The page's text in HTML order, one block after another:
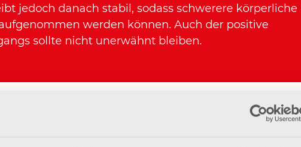
jedoch danach stabil, sodass schwerere körperliche
werden können. Auch der positive
sollte nicht unerwähnt bleiben.